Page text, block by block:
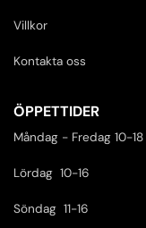
Villkor
Kontakta oss
ÖPPETTIDER
Måndag - Fredag 10-18
Lördag 10-16
Söndag 11-16